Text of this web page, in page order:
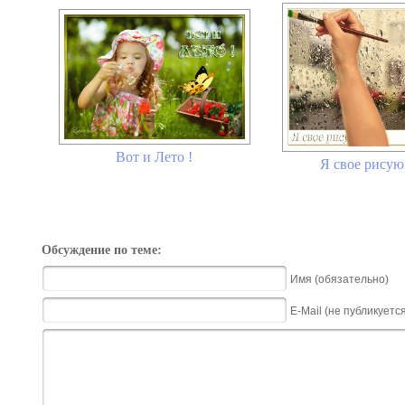
Вот и Лето ! Я свое рисую
Обсуждение по теме:
Имя (обязательно)
E-Mail (не